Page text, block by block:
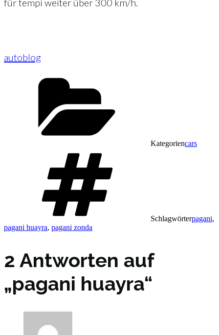
für tempi weiter über 300 km/h.
autoblog
Kategoriencars
Schlagwörterpagani,
pagani huayra, pagani zonda
2 Antworten auf
„pagani huayra“